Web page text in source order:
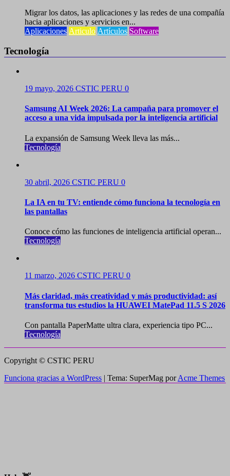
Migrar los datos, las aplicaciones y las redes de una compañía
hacia aplicaciones y servicios en...
Aplicaciones Articulo Artículos Software
Tecnología
19 mayo, 2026 CSTIC PERU 0
Samsung AI Week 2026: La campaña para promover el
acceso a una vida impulsada por la inteligencia artificial
La expansión de Samsung Week lleva las más...
Tecnología
30 abril, 2026 CSTIC PERU 0
La IA en tu TV: entiende cómo funciona la tecnología en
las pantallas
Conoce cómo las funciones de inteligencia artificial operan...
Tecnología
11 marzo, 2026 CSTIC PERU 0
Más claridad, más creatividad y más productividad: así
transforma tus estudios la HUAWEI MatePad 11.5 S 2026
Con pantalla PaperMatte ultra clara, experiencia tipo PC...
Tecnología
Copyright © CSTIC PERU
Funciona gracias a WordPress | Tema: SuperMag porAcme Themes